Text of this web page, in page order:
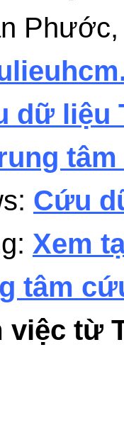
dữ liệu
Cứu
Xem
tâm
từ